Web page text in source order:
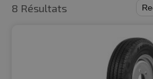
8 Résultats